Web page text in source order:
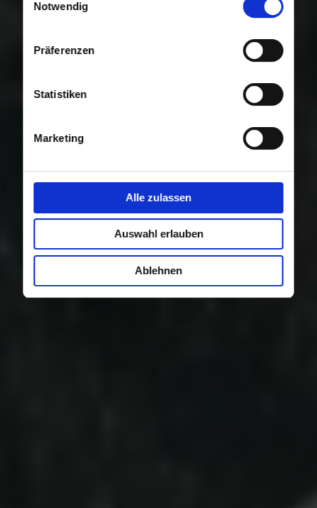
Nutzung der Dienste gesammelt haben.
Notwendig
Präferenzen
Statistiken
Marketing
Alle zulassen
Auswahl erlauben
Ablehnen